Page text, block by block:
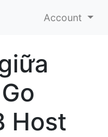
Account
Host